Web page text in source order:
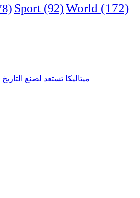
Sport (92)World (172)
ميتاليكا تستعد لصنع